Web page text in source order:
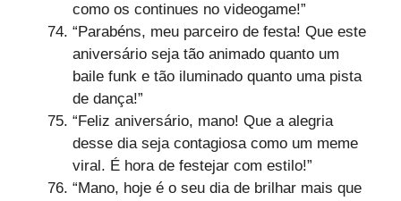
como os continues no videogame!”
“Parabéns, meu parceiro de festa! Que este
aniversário seja tão animado quanto um
baile funk e tão iluminado quanto uma pista
de dança!”
“Feliz aniversário, mano! Que a alegria
desse dia seja contagiosa como um meme
viral. É hora de festejar com estilo!”
“Mano, hoje é o seu dia de brilhar mais que